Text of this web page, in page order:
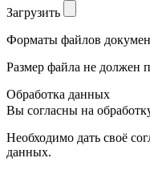
Загрузить
Форматы файлов
Размер файла не должен
Обработка данных
Вы согласны на
Необходимо дать своё
данных.